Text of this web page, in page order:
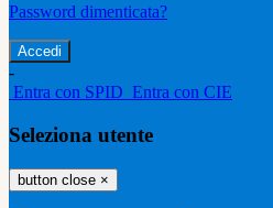
Password dimenticata?
-
Entra con SPID Entra con CIE
Seleziona utente
button close ×